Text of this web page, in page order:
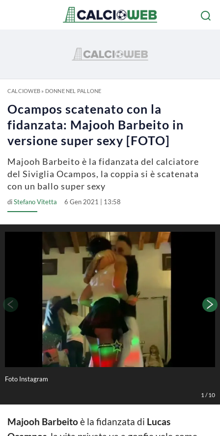
CALCIOWEB» DONNE NEL PALLONE
Ocampos scatenato con la
fidanzata: Majooh Barbeito in
versione super sexy [FOTO]
Majooh Barbeito è la fidanzata del calciatore
del Siviglia Ocampos, la coppia si è scatenata
con un ballo super sexy
diStefano Vitetta 6 Gen 2021 | 13:58
Foto Instagram
1 /10
Majooh Barbeitoè la fidanzata di Lucas